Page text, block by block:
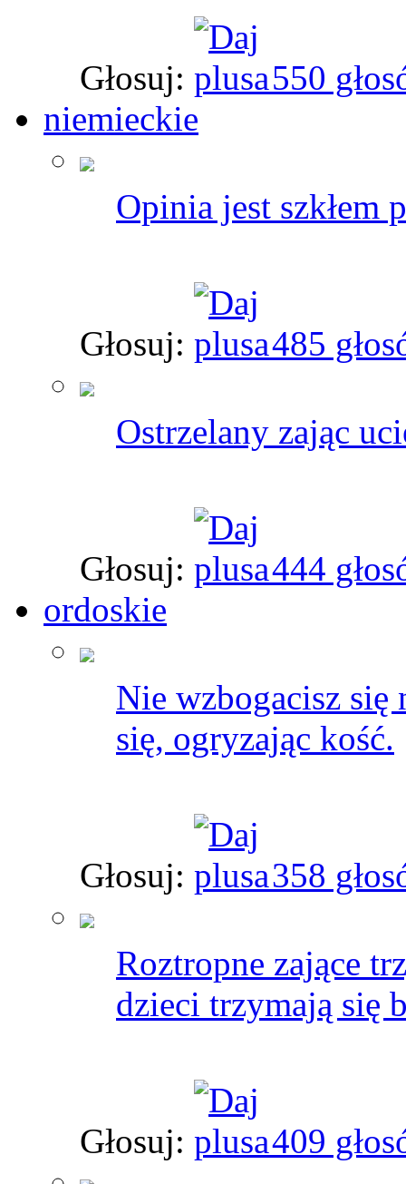
Głosuj:
550
niemieckie
Opinia jest szkłem
Głosuj: 485
Ostrzelany zając
Głosuj:
444
ordoskie
Nie wzbogacisz się
się, ogryzając kość.
Głosuj: 358
Roztropne zające
dzieci trzymają się
Głosuj: 409